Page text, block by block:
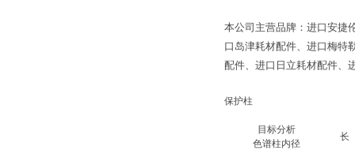
本公司主营品牌：进口安捷
口岛津耗材配件、进口梅特
配件、进口日立耗材配件、
保护柱
目标分析
色谱柱内径
长